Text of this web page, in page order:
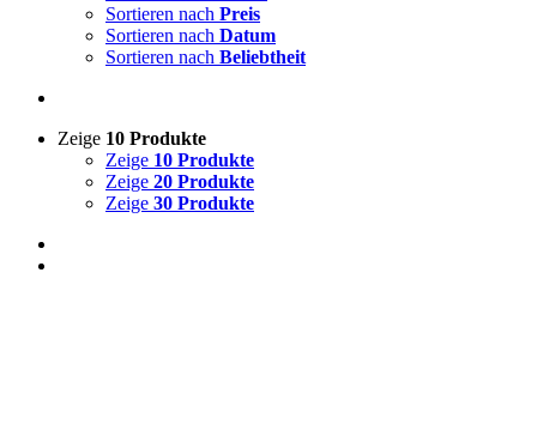
Sortieren nach Preis
Sortieren nach Datum
Sortieren nach Beliebtheit
Zeige 10 Produkte
Zeige 10 Produkte
Zeige 20 Produkte
Zeige 30 Produkte